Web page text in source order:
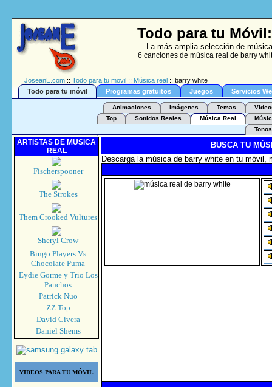
Todo para tu
La más amplia selección de
6 canciones de música real de barry
JoseanE.com :: Todo para tu movil :: Música real :: barry white
Todo para tu móvil
Programas gratuitos Juegos Servicios
Animaciones Imágenes Temas
Top
Sonidos Reales Música Real
Tonos
ARTISTAS DE MUSICA
REAL
Fischerspooner
The Strokes
Them Crooked Vultures
Sheryl Crow
Bingo Players Vs
Chocolate Puma
Eydie Gorme y Trio Los
Panchos
Patrick Nuo
ZZ Top
David Civera
Daniel Shems
VIDEOS PARA TU MÓVIL
BUSCA TU
Descarga la música de barry white en tu